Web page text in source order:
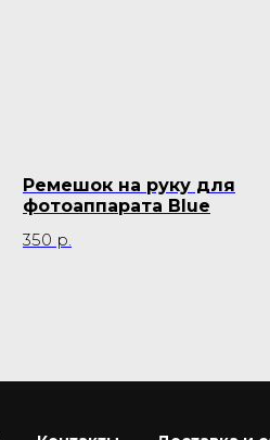
Ремешок на руку для
фотоаппарата Blue
350 р.